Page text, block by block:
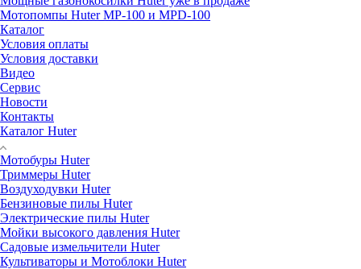
Мотопомпы Huter MP-100 и MPD-100
Каталог
Условия оплаты
Условия доставки
Видео
Сервис
Новости
Контакты
Каталог Huter
Мотобуры Huter
Триммеры Huter
Воздуходувки Huter
Бензиновые пилы Huter
Электрические пилы Huter
Мойки высокого давления Huter
Садовые измельчители Huter
Культиваторы и Мотоблоки Huter